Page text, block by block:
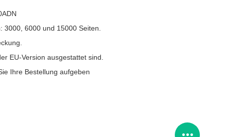
3000, 6000 und 15000 Seiten.
EU-Version ausgestattet sind.
Ihre Bestellung aufgeben